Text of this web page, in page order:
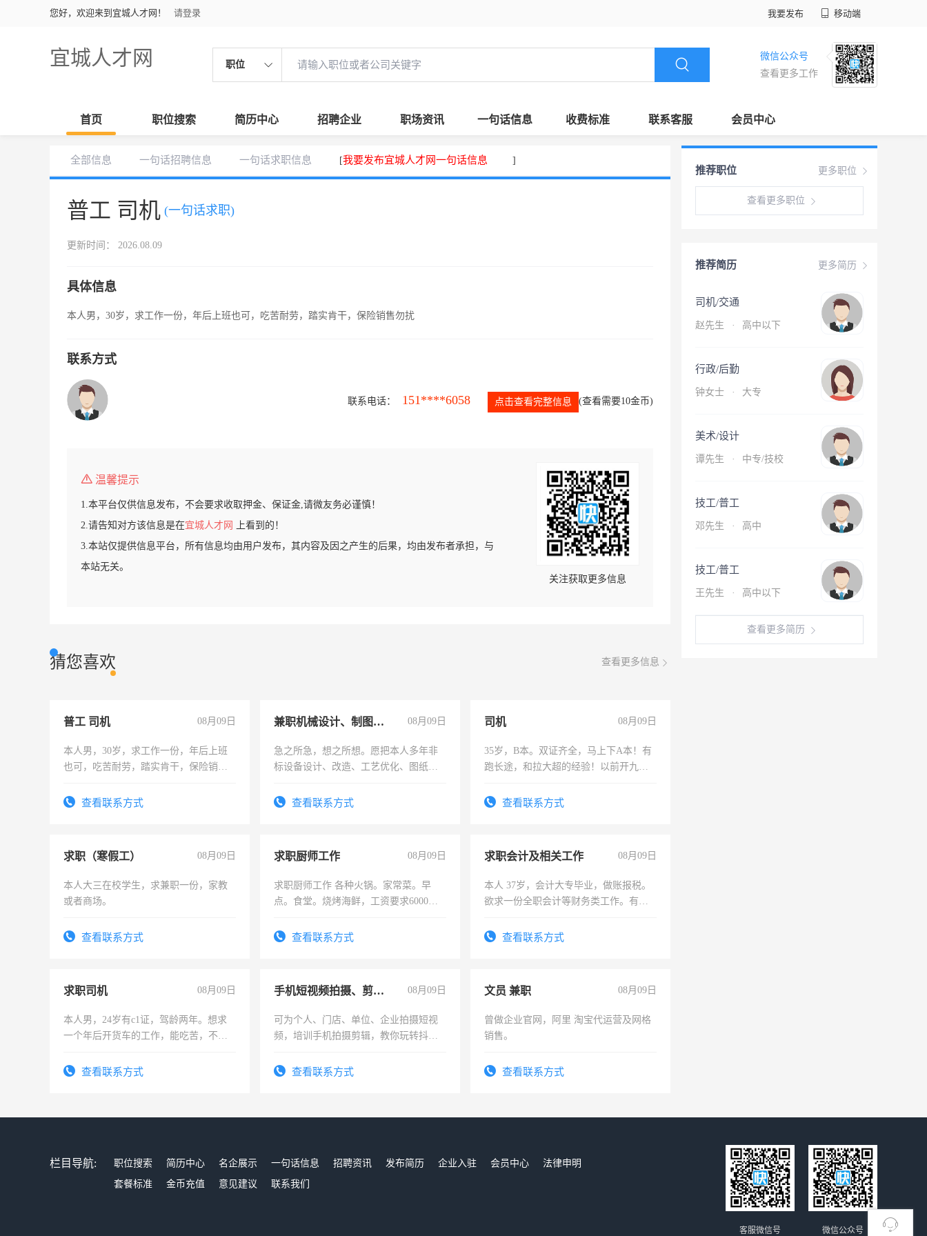
您好，欢迎来到宜城人才网！ 请登录 我要发布 移动端
宜城人才网 职位
微信公众号
查看更多工作
首页 职位搜索 简历中心 招聘企业 职场资讯 一句话信息 收费标准 联系客服 会员中心
全部信息 一句话招聘信息 一句话求职信息 [我要发布宜城人才网一句话信息 ]
普工 司机 (一句话求职)
更新时间： 2026.08.09
具体信息
本人男，30岁，求工作一份，年后上班也可，吃苦耐劳，踏实肯干，保险销售勿扰
联系方式
联系电话： 151****6058 点击查看完整信息 (查看需要10金币)
温馨提示
1.本平台仅供信息发布，不会要求收取押金、保证金,请微友务必谨慎！
2.请告知对方该信息是在宜城人才网
上看到的！
3.本站仅提供信息平台，所有信息均由用户发布，其内容及因之产生的后果，均由发布者承担，与
本站无关。
关注获取更多信息
猜您喜欢 查看更多信息
普工 司机 08月09日
本人男，30岁，求工作一份，年后上班
也可，吃苦耐劳，踏实肯干，保险销售
查看联系方式
兼职机械设计、制图、设备改造 08月09日
急之所急，想之所想。愿把本人多年非
标设备设计、改造、工艺优化、图纸制
结识有识之士，共享未来。
查看联系方式
司机 08月09日
35岁，B本。双证齐全，马上下A本！有
跑长途，和拉大超的经验！以前开九米
查看联系方式
求职（寒假工） 08月09日
本人大三在校学生，求兼职一份，家教
或者商场。
查看联系方式
求职厨师工作 08月09日
求职厨师工作 各种火锅。家常菜。早
点。食堂。烧烤海鲜，工资要求6000以
查看联系方式
求职会计及相关工作 08月09日
本人 37岁，会计大专毕业，做账报税。
欲求一份全职会计等财务类工作。有会
查看联系方式
求职司机 08月09日
本人男，24岁有c1证，驾龄两年。想求
一个年后开货车的工作，能吃苦，不怕
查看联系方式
手机短视频拍摄、剪辑、抖音快手 08月09日
可为个人、门店、单位、企业拍摄短视
频，培训手机拍摄剪辑，教你玩转抖音
频，培训手机拍摄剪辑，教你玩转抖
查看联系方式
文员 兼职 08月09日
曾做企业官网，阿里 淘宝代运营及网格
销售。
查看联系方式
更多职位
推荐职位
查看更多职位
更多简历
推荐简历
司机/交通
赵先生 · 高中以下
行政/后勤
钟女士 · 大专
美术/设计
谭先生 · 中专/技校
技工/普工
邓先生 · 高中
技工/普工
王先生 · 高中以下
查看更多简历
栏目导航: 职位搜索 简历中心 名企展示 一句话信息 招聘资讯 发布简历 企业入驻 会员中心
法律申明
套餐标准
金币充值 意见建议 联系我们
微信公众号
客服微信号